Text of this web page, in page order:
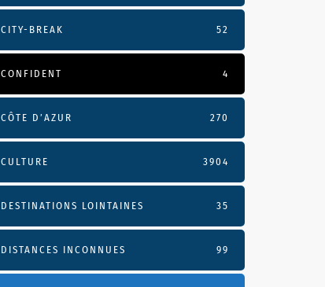
CITY-BREAK 52
CONFIDENT 4
CÔTE D’AZUR 270
CULTURE 3904
DESTINATIONS LOINTAINES 35
DISTANCES INCONNUES 99